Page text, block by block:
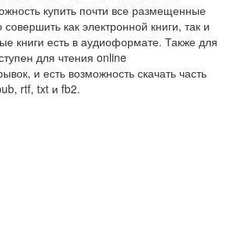
купить почти все размещенные
как электронной книги, так и
книги есть в аудиоформате. Также для
для чтения online
и есть возможность скачать часть
rtf, txt и fb2.